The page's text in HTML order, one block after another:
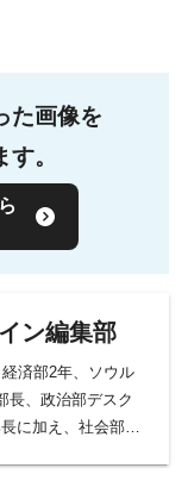
た画像を
。
ン編集部
済部2年、ソウル
長、政治部デスク
に加え、社会部デ